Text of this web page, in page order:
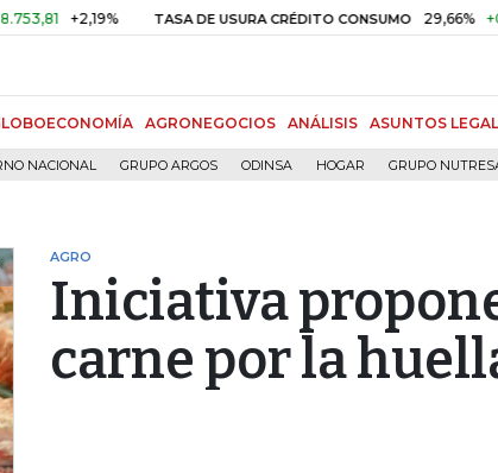
+2,19% TASA DE USURA CRÉDITO CONSUMO 29,66% +0,87%
AGRONEGOCIOS ANÁLISIS ASUNTOS
NACIONAL GRUPO ARGOS ODINSA HOGAR GRUPO
AGRO
Iniciativa
carne por la